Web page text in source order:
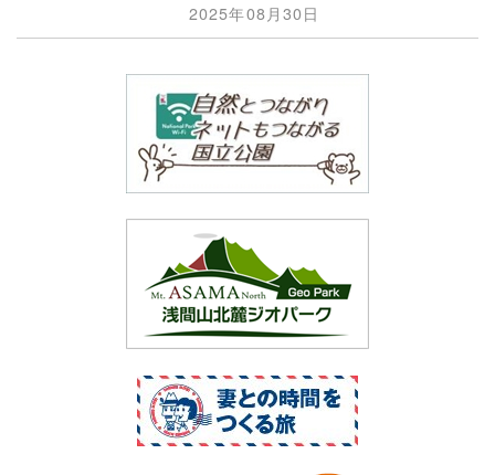
2025年08月30日